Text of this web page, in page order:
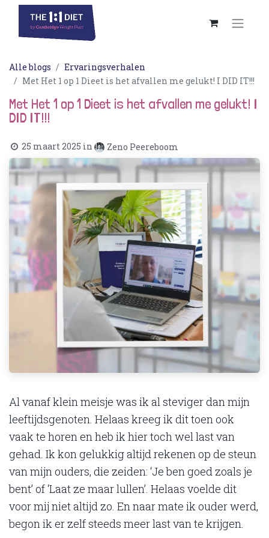
Alle blogs
Ervaringsverhalen
Met Het 1 op 1 Dieet is het afvallen me gelukt! I DID IT!!!
Met Het 1 op 1 Dieet is het afvallen me gelukt! I
DID IT!!!
25 maart 2025 in Zeno Peereboom
Al vanaf klein meisje was ik al steviger dan mijn
leeftijdsgenoten. Helaas kreeg ik dit toen ook
vaak te horen en heb ik hier toch wel last van
gehad. Ik kon gelukkig altijd rekenen op de steun
van mijn ouders, die zeiden: ‘Je ben goed zoals je
bent’ of ‘Laat ze maar lullen’. Helaas voelde dit
voor mij niet altijd zo. En naar mate ik ouder werd,
begon ik er zelf steeds meer last van te krijgen.